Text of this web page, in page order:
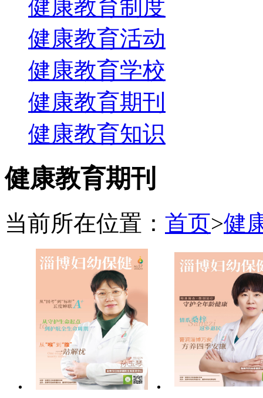
健康教育制度
健康教育活动
健康教育学校
健康教育期刊
健康教育知识
健康教育期刊
当前所在位置： 首页>健